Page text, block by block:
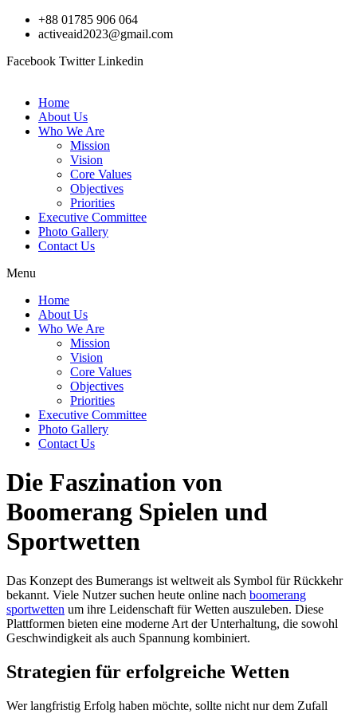
Skip
+88 01785 906 064
activeaid2023@gmail.com
Facebook Twitter Linkedin
Home
About Us
Who We Are
Mission
Vision
Core Values
Objectives
Priorities
Executive Committee
Photo Gallery
Contact Us
Menu
Home
About Us
Who We Are
Mission
Vision
Core Values
Objectives
Priorities
Executive Committee
Photo Gallery
Contact Us
Die Faszination von
Boomerang Spielen und
Sportwetten
Das Konzept des Bumerangs ist weltweit als Symbol für Rückkehr
bekannt. Viele Nutzer suchen heute online nach boomerang
sportwetten um ihre Leidenschaft für Wetten auszuleben. Diese
Plattformen bieten eine moderne Art der Unterhaltung, die sowohl
Geschwindigkeit als auch Spannung kombiniert.
Strategien für erfolgreiche Wetten
Wer langfristig Erfolg haben möchte, sollte nicht nur dem Zufall